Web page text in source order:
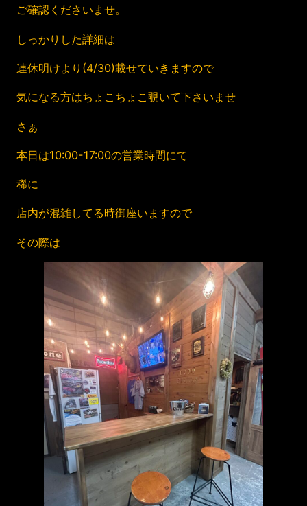
ご確認くださいませ。
しっかりした詳細は
連休明けより(4/30)載せていきますので
気になる方はちょこちょこ覗いて下さいませ
さぁ
本日は10:00-17:00の営業時間にて
稀に
店内が混雑してる時御座いますので
その際は